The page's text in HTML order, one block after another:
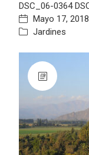
DSC_06-0364
Mayo 17, 2018
Jardines